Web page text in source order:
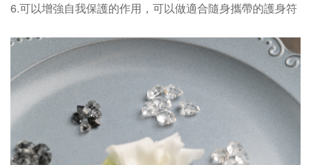
6.可以增強自我保護的作用，可以做適合隨身攜帶的護身符